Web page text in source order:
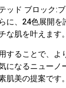
ッド ブロック:
に、24色展開
な肌を叶えます。
することで、よ
になるニュー
肌美の提案です。